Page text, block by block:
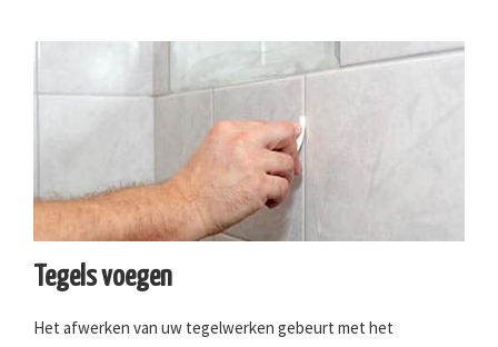
Tegels voegen
Het afwerken van uw tegelwerken gebeurt met het